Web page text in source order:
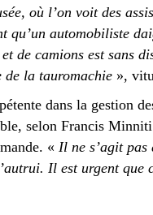
où l’on voit des
qu’un automobiliste
de camions est sans
de la tauromachie »,
dans la gestion
selon Francis
« Il ne s’agit pas
Il est urgent que